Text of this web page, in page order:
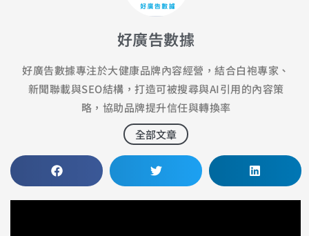
好廣告數據
好廣告數據專注於大健康品牌內容經營，結合白袍專家、
新聞聯載與SEO結構，打造可被搜尋與AI引用的內容策
略，協助品牌提升信任與轉換率
全部文章